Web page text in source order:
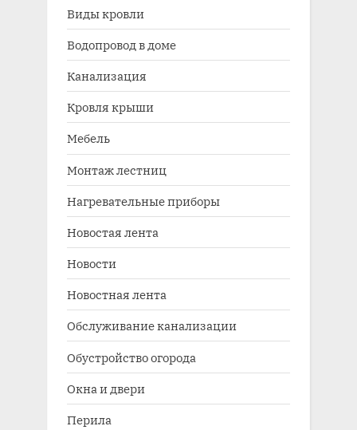
Виды кровли
Водопровод в доме
Канализация
Кровля крыши
Мебель
Монтаж лестниц
Нагревательные приборы
Новостая лента
Новости
Новостная лента
Обслуживание канализации
Обустройство огорода
Окна и двери
Перила